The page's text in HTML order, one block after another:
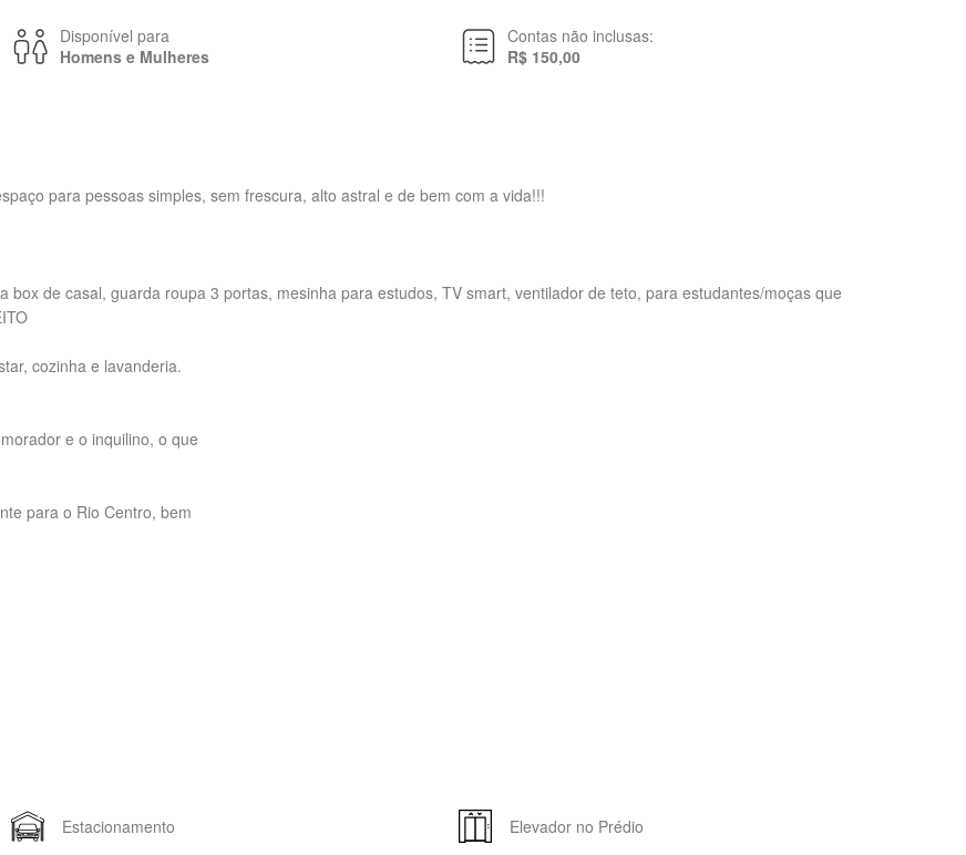
Disponível para
Homens e Mulheres
Contas não inclusas:
R$ 150,00
para pessoas simples, sem frescura, alto astral e de bem com a vida!!!
de casal, guarda roupa 3 portas, mesinha para estudos, TV smart, ventilador de teto, para estudantes/moças que
cozinha e lavanderia.
e o inquilino, o que
para o Rio Centro, bem
Estacionamento Elevador no Prédio